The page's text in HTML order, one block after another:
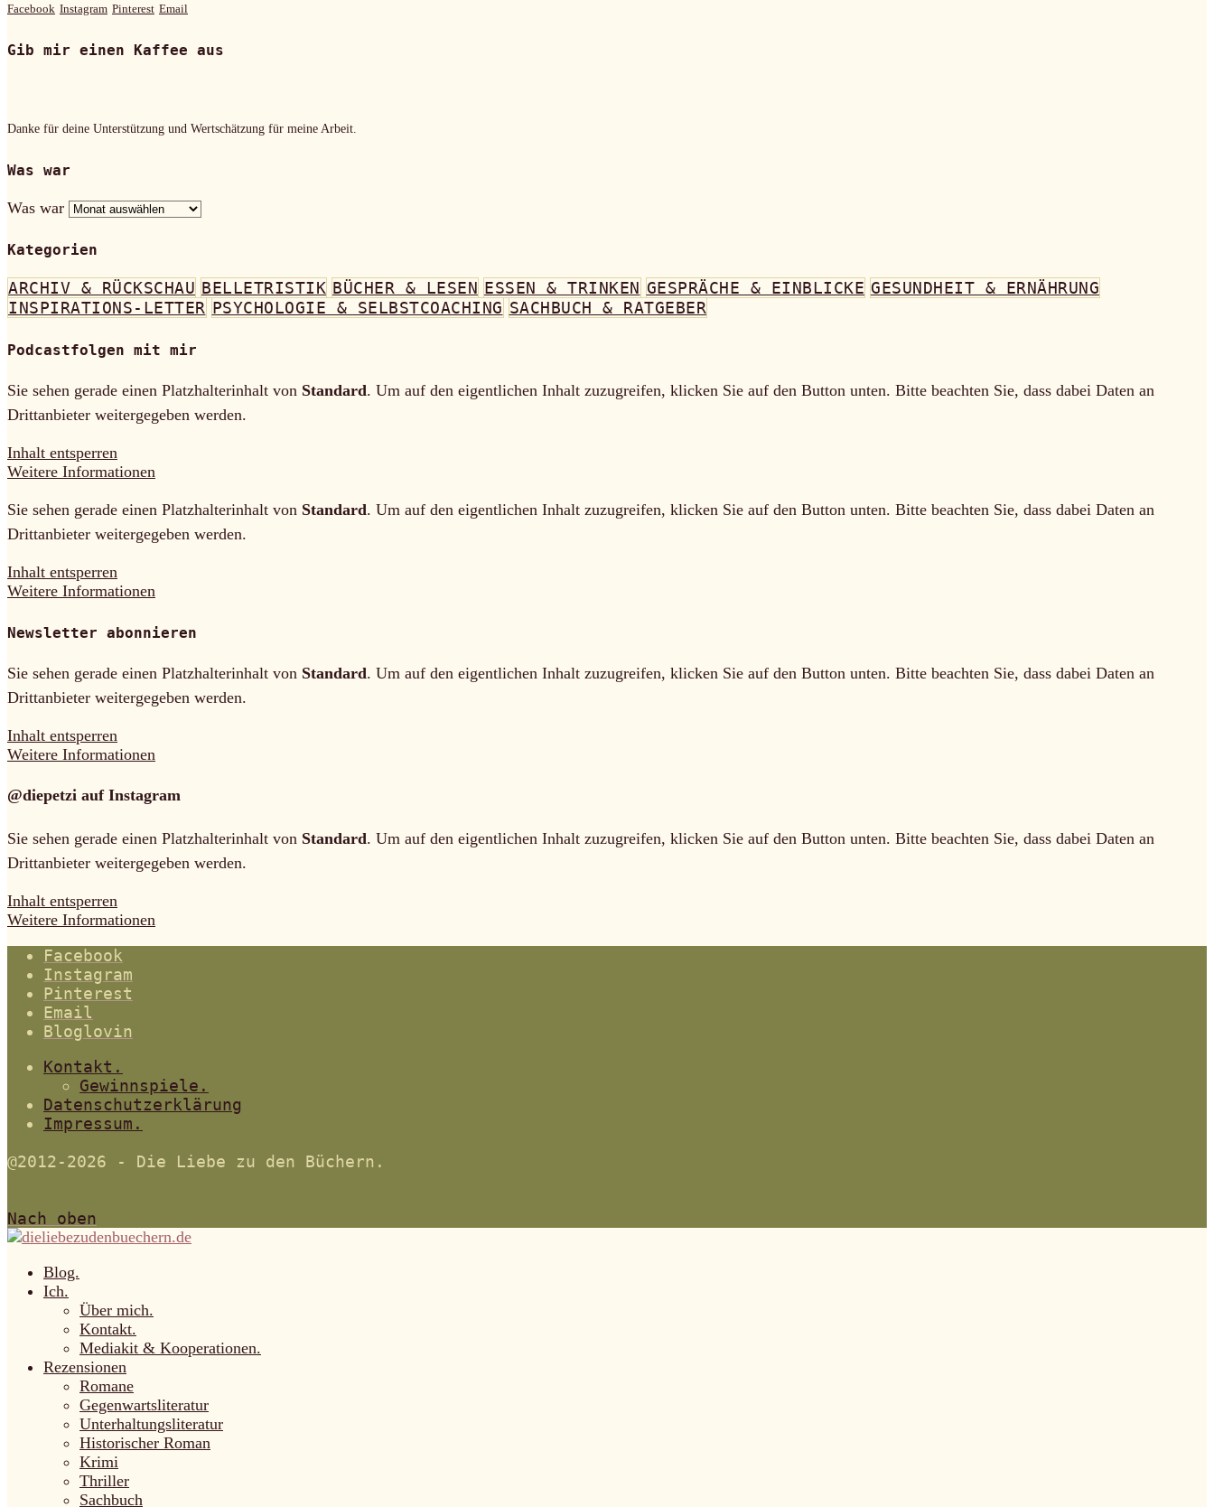
Facebook Instagram Pinterest Email
Gib mir einen Kaffee aus
Danke für deine Unterstützung und Wertschätzung für meine Arbeit.
Was war
Was war
Kategorien
ARCHIV & RÜCKSCHAU BELLETRISTIK BÜCHER & LESEN ESSEN & TRINKEN GESPRÄCHE & EINBLICKE GESUNDHEIT & ERNÄHRUNG
INSPIRATIONS-LETTER PSYCHOLOGIE & SELBSTCOACHING SACHBUCH & RATGEBER
Podcastfolgen mit mir
Sie sehen gerade einen Platzhalterinhalt von Standard. Um auf den eigentlichen Inhalt zuzugreifen, klicken Sie auf den Button unten. Bitte beachten Sie, dass dabei Daten an
Drittanbieter weitergegeben werden.
Inhalt entsperren
Weitere Informationen
Sie sehen gerade einen Platzhalterinhalt von Standard. Um auf den eigentlichen Inhalt zuzugreifen, klicken Sie auf den Button unten. Bitte beachten Sie, dass dabei Daten an
Drittanbieter weitergegeben werden.
Inhalt entsperren
Weitere Informationen
Newsletter abonnieren
Sie sehen gerade einen Platzhalterinhalt von Standard. Um auf den eigentlichen Inhalt zuzugreifen, klicken Sie auf den Button unten. Bitte beachten Sie, dass dabei Daten an
Drittanbieter weitergegeben werden.
Inhalt entsperren
Weitere Informationen
@diepetzi auf Instagram
Sie sehen gerade einen Platzhalterinhalt von Standard. Um auf den eigentlichen Inhalt zuzugreifen, klicken Sie auf den Button unten. Bitte beachten Sie, dass dabei Daten an
Drittanbieter weitergegeben werden.
Inhalt entsperren
Weitere Informationen
Facebook
Instagram
Pinterest
Email
Bloglovin
Kontakt.
Gewinnspiele.
Datenschutzerklärung
Impressum.
@2012-2026 - Die Liebe zu den Büchern.
Nach oben
Blog.
Ich.
Über mich.
Kontakt.
Mediakit & Kooperationen.
Rezensionen
Romane
Gegenwartsliteratur
Unterhaltungsliteratur
Historischer Roman
Krimi
Thriller
Sachbuch